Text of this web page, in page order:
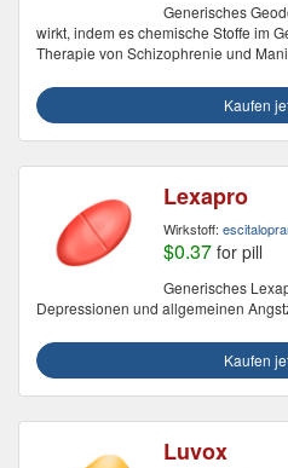
Generisches
wirkt, indem es chemische Stoffe im
Therapie von Schizophrenie und
Kaufen
Lexapro
Wirkstoff:
$0.37 for pill
Generisches
Depressionen und allgemeinen
Kaufen
Luvox